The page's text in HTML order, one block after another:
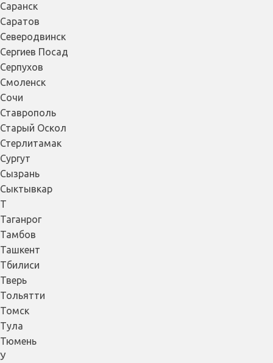
Саранск
Саратов
Северодвинск
Сергиев Посад
Серпухов
Смоленск
Сочи
Ставрополь
Старый Оскол
Стерлитамак
Сургут
Сызрань
Сыктывкар
Т
Таганрог
Тамбов
Ташкент
Тбилиси
Тверь
Тольятти
Томск
Тула
Тюмень
У